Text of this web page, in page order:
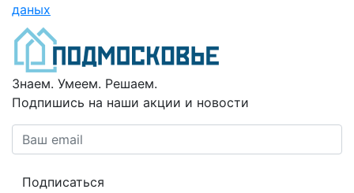
даных
Знаем. Умеем. Решаем.
Подпишись на наши акции и новости
Подписаться